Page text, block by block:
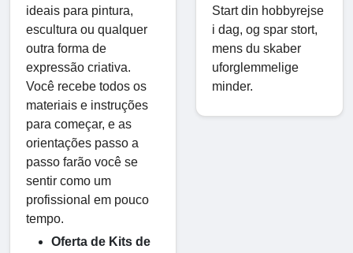
ideais para pintura,
escultura ou qualquer
outra forma de
expressão criativa.
Você recebe todos os
materiais e instruções
para começar, e as
orientações passo a
passo farão você se
sentir como um
profissional em pouco
tempo.
Oferta de Kits de
Start din hobbyrejse
i dag, og spar stort,
mens du skaber
uforglemmelige
minder.